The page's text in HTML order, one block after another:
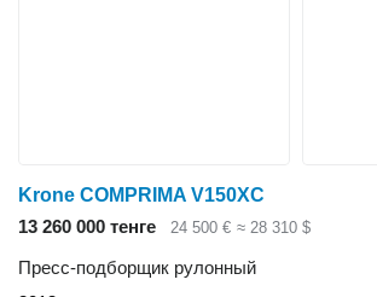
Krone COMPRIMA V150XC
13 260 000 тенге
24 500 € ≈ 28 310 $
Пресс-подборщик рулонный